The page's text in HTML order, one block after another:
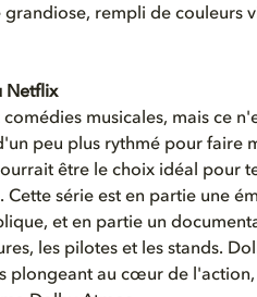
grandiose, rempli de couleurs
Netflix
musicales, mais ce
peu plus rythmé pour faire
être le choix idéal pour
série est en partie une
et en partie un
les pilotes et les stands.
plongeant au cœur de l'action,